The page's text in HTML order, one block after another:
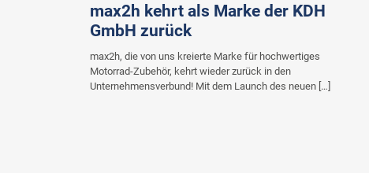
max2h kehrt als Marke der KDH
GmbH zurück
max2h, die von uns kreierte Marke für hochwertiges
Motorrad-Zubehör, kehrt wieder zurück in den
Unternehmensverbund! Mit dem Launch des neuen […]